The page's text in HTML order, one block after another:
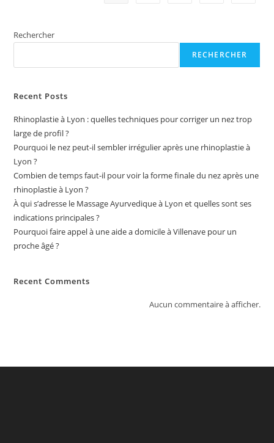
Rechercher
RECHERCHER
Recent Posts
Rhinoplastie à Lyon : quelles techniques pour corriger un nez trop
large de profil ?
Pourquoi le nez peut-il sembler irrégulier après une rhinoplastie à
Lyon ?
Combien de temps faut-il pour voir la forme finale du nez après une
rhinoplastie à Lyon ?
À qui s’adresse le Massage Ayurvedique à Lyon et quelles sont ses
indications principales ?
Pourquoi faire appel à une aide a domicile à Villenave pour un
proche âgé ?
Recent Comments
Aucun commentaire à afficher.